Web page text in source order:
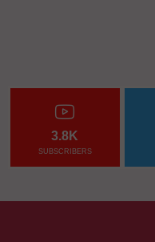
3.8K
SUBSCRIBERS